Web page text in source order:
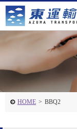
HOME > BBQ2